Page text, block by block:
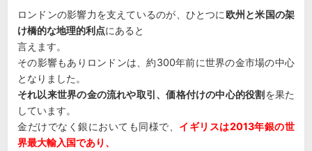
ロンドンの影響力を支えているのが、ひとつに欧州と米国の架
け橋的な地理的利点にあると
言えます。
その影響もありロンドンは、約300年前に世界の金市場の中心
となりました。
それ以来世界の金の流れや取引、価格付けの中心的役割を果た
しています。
金だけでなく銀においても同様で、 イギリスは2013年銀の世
界最大輸入国であり、